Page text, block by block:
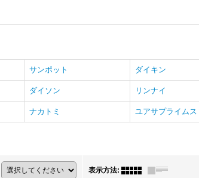
サンポット ダイキン
ダイソン リンナイ
ナカトミ ユアサプライムス
表示方法: